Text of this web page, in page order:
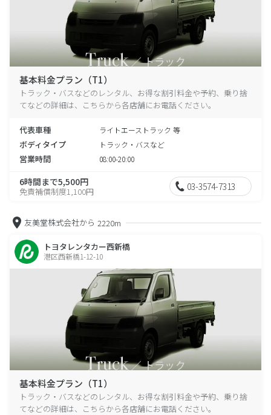
基本料金プラン（T1）
トラック・バスなどのレンタル、お得な割引料金や予約、乗り捨
てなどの詳細は、こちらから各店舗にお電話ください。
代表車種 ライトエーストラック 等
ボディタイプ トラック・バスなど
営業時間 08:00-20:00
6時間まで5,500円
免責補償制度1,100円 03-3574-7313
友美堂株式会社から 2220m
トヨタレンタカー西新橋
港区西新橋1-12-10
基本料金プラン（T1）
トラック・バスなどのレンタル、お得な割引料金や予約、乗り捨
てなどの詳細は、こちらから各店舗にお電話ください。